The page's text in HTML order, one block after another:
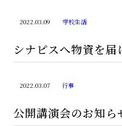
2022.03.09 学校生活
シナピスへ物資を届
2022.03.07 行事
公開講演会のお知ら